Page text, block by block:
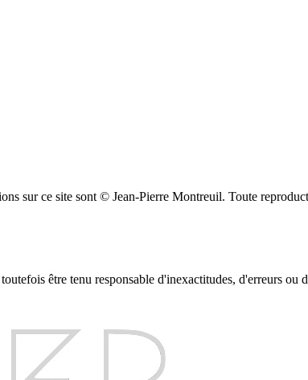
sur ce site sont © Jean-Pierre Montreuil. Toute
être tenu responsable d'inexactitudes, d'erreurs